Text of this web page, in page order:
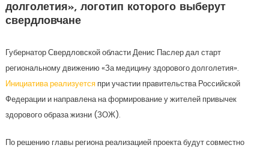
долголетия», логотип которого выберут
свердловчане
Губернатор Свердловской области Денис Паслер дал старт
региональному движению «За медицину здорового долголетия».
Инициатива реализуетсяпри участии правительства Российской
Федерации и направлена на формирование у жителей привычек
здорового образа жизни (ЗОЖ).
По решению главы региона реализацией проекта будут совместно